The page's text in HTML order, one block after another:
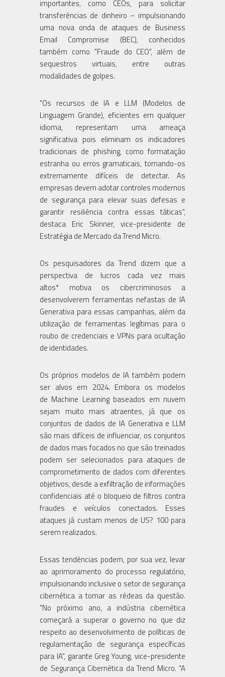
importantes, como CEOs, para solicitar
transferências de dinheiro – impulsionando
uma nova onda de ataques de Business
Email Compromise (BEC), conhecidos
também como "Fraude do CEO", além de
sequestros virtuais, entre outras
modalidades de golpes.
"Os recursos de IA e LLM (Modelos de
Linguagem Grande), eficientes em qualquer
idioma, representam uma ameaça
significativa pois eliminam os indicadores
tradicionais de phishing, como formatação
estranha ou erros gramaticais, tornando-os
extremamente difíceis de detectar. As
empresas devem adotar controles modernos
de segurança para elevar suas defesas e
garantir resiliência contra essas táticas",
destaca Eric Skinner, vice-presidente de
Estratégia de Mercado da Trend Micro.
Os pesquisadores da Trend dizem que a
perspectiva de lucros cada vez mais
altos* motiva os cibercriminosos a
desenvolverem ferramentas nefastas de IA
Generativa para essas campanhas, além da
utilização de ferramentas legítimas para o
roubo de credenciais e VPNs para ocultação
de identidades.
Os próprios modelos de IA também podem
ser alvos em 2024. Embora os modelos
de Machine Learning baseados em nuvem
sejam muito mais atraentes, já que os
conjuntos de dados de IA Generativa e LLM
são mais difíceis de influenciar, os conjuntos
de dados mais focados no que são treinados
podem ser selecionados para ataques de
comprometimento de dados com diferentes
objetivos, desde a exfiltração de informações
confidenciais até o bloqueio de filtros contra
fraudes e veículos conectados. Esses
ataques já custam menos de US? 100 para
serem realizados.
Essas tendências podem, por sua vez, levar
ao aprimoramento do processo regulatório,
impulsionando inclusive o setor de segurança
cibernética a tomar as rédeas da questão.
"No próximo ano, a indústria cibernética
começará a superar o governo no que diz
respeito ao desenvolvimento de políticas de
regulamentação de segurança específicas
para IA", garante Greg Young, vice-presidente
de Segurança Cibernética da Trend Micro. "A